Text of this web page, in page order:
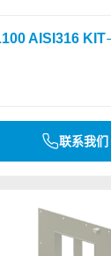
AISI316 KIT
联系我们